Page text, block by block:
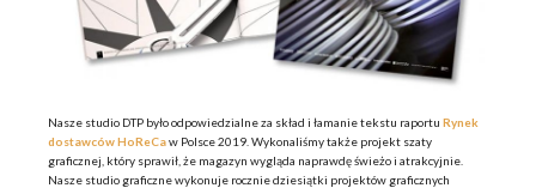
Nasze studio DTP było odpowiedzialne za skład i łamanie tekstu raportu Rynek
dostawców HoReCaw Polsce 2019. Wykonaliśmy także projekt szaty
graficznej, który sprawił, że magazyn wygląda naprawdę świeżo i atrakcyjnie.
Nasze studio graficzne wykonuje rocznie dziesiątki projektów graficznych